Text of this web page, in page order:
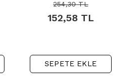
254,30TL
152,58 TL
SEPETE EKLE